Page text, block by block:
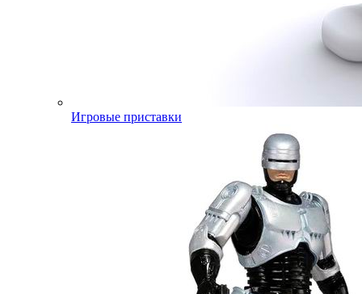
Игровые приставки